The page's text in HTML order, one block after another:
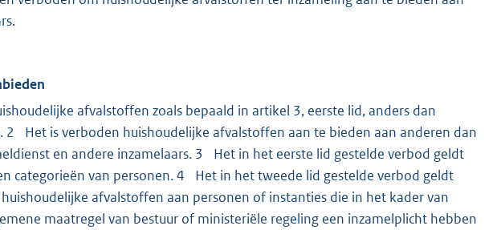
afvalstoffen zoals bepaald in artikel 3, eerste lid, anders dan
Het is verboden huishoudelijke afvalstoffen aan te bieden aan anderen dan
en andere inzamelaars. 3 Het in het eerste lid gestelde verbod geldt
categorieën van personen. 4 Het in het tweede lid gestelde verbod geldt
afvalstoffen aan personen of instanties die in het kader van
maatregel van bestuur of ministeriële regeling een inzamelplicht hebben